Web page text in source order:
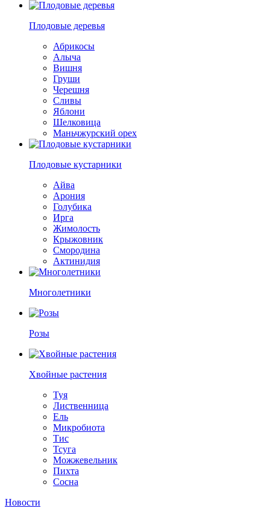
Плодовые деревья
Абрикосы
Алыча
Вишня
Груши
Черешня
Сливы
Яблони
Шелковица
Маньчжурский орех
Плодовые кустарники
Айва
Арония
Голубика
Ирга
Жимолость
Крыжовник
Смородина
Актинидия
Многолетники
Розы
Хвойные растения
Туя
Лиственница
Ель
Микробиота
Тис
Тсуга
Можжевельник
Пихта
Сосна
Новости